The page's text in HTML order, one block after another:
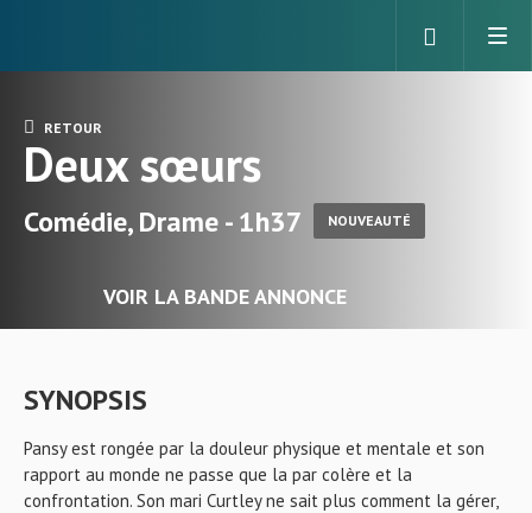
RETOUR
Deux sœurs
Comédie, Drame - 1h37 NOUVEAUTÉ
VOIR LA BANDE ANNONCE
SYNOPSIS
Pansy est rongée par la douleur physique et mentale et son
rapport au monde ne passe que la par colère et la
confrontation. Son mari Curtley ne sait plus comment la gérer,